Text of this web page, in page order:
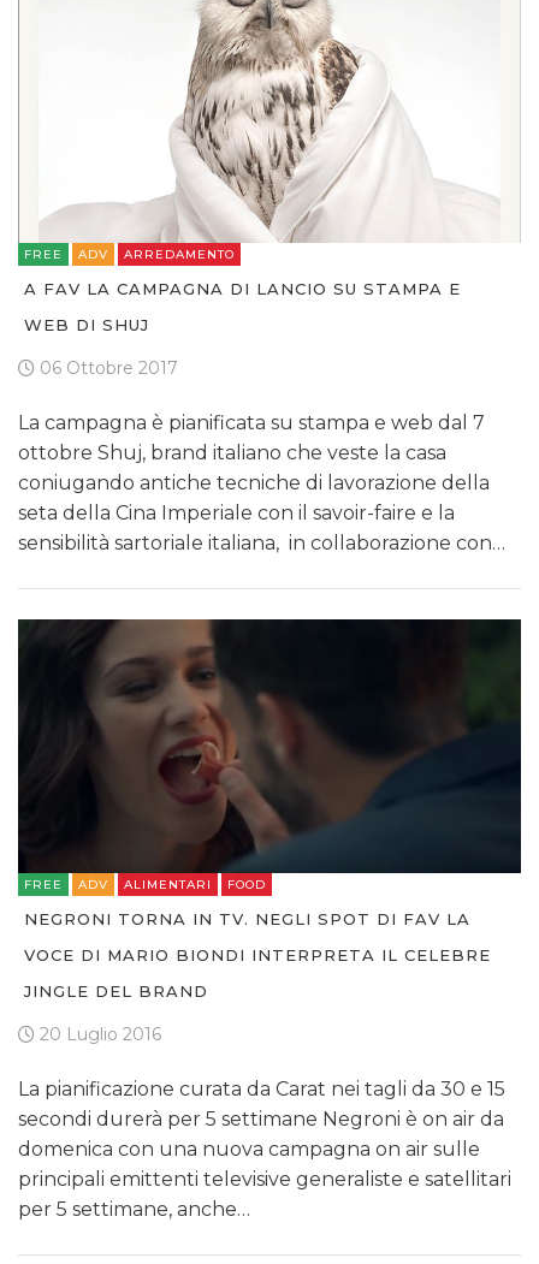
FREE ADV ARREDAMENTO
A FAV LA CAMPAGNA DI LANCIO SU STAMPA E
WEB DI SHUJ
06 Ottobre 2017
La campagna è pianificata su stampa e web dal 7
ottobre Shuj, brand italiano che veste la casa
coniugando antiche tecniche di lavorazione della
seta della Cina Imperiale con il savoir-faire e la
sensibilità sartoriale italiana, in collaborazione con…
FREE ADV ALIMENTARI FOOD
NEGRONI TORNA IN TV. NEGLI SPOT DI FAV LA
VOCE DI MARIO BIONDI INTERPRETA IL CELEBRE
JINGLE DEL BRAND
20 Luglio 2016
La pianificazione curata da Carat nei tagli da 30 e 15
secondi durerà per 5 settimane Negroni è on air da
domenica con una nuova campagna on air sulle
principali emittenti televisive generaliste e satellitari
per 5 settimane, anche…